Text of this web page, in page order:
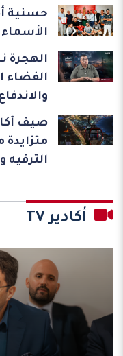
حسنية
الهجرة
الفضاء
الترفيه
أكادير TV